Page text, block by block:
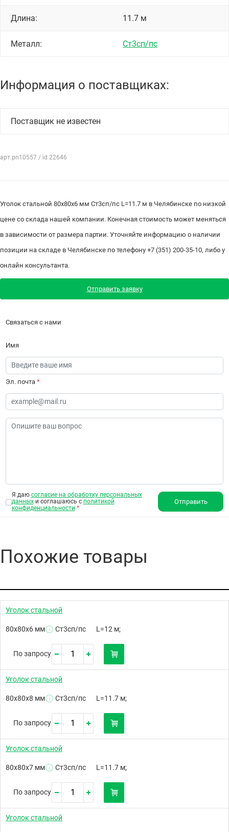
Длина: 11.7 м
Металл: Ст3сп/пс
Информация о поставщиках:
Поставщик не известен
арт.pn10557 / id 22646
Уголок стальной 80х80х6 мм Ст3сп/пс L=11.7 м в Челябинске по низкой
цене со склада нашей компании. Конечная стоимость может меняться
в зависимости от размера партии. Уточняйте информацию о наличии
позиции на складе в Челябинске по телефону +7 (351) 200-35-10, либо у
онлайн консультанта.
Отправить заявку
Связаться с нами
Имя
Эл. почта *
Я даю согласие на обработку персональных
данныхи соглашаюсь с политикой
конфиденциальности *
Отправить
Похожие товары
Уголок стальной
80х80х6 мм Ст3сп/пс L=12 м;
По запросу
Уголок стальной
80х80х8 мм Ст3сп/пс L=11.7 м;
По запросу
Уголок стальной
80х80х7 мм Ст3сп/пс L=11.7 м;
По запросу
Уголок стальной